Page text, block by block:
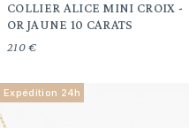
COLLIER ALICE MINI CROIX -
OR JAUNE 10 CARATS
210 €
Expédition 24h